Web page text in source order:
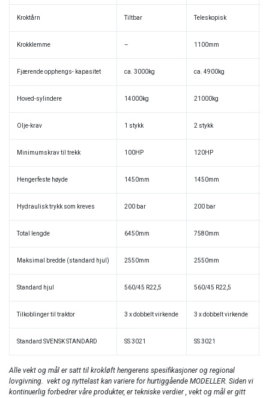
Kroktårn Tiltbar Teleskopisk
Krokklemme – 1100mm
Fjærende opphengs- kapasitet ca. 3000kg ca. 4900kg
Hoved-sylindere 14000kg 21000kg
Olje-krav 1 stykk 2 stykk
Minimumskrav til trekk 100HP 120HP
Hengerfeste høyde 1450mm 1450mm
Hydraulisk trykk som kreves 200 bar 200 bar
Total lengde 6450mm 7580mm
Maksimal bredde (standard hjul) 2550mm 2550mm
Standard hjul 560/45 R22,5 560/45 R22,5
Tilkoblinger til traktor 3 x dobbelt virkende 3 x dobbelt virkende
Standard SVENSK STANDARD SS 3021 SS 3021
Alle vekt og mål er satt til krokløft hengerens spesifikasjoner og regional
lovgivning. vekt og nyttelast kan variere for hurtiggående MODELLER. Siden vi
kontinuerlig forbedrer våre produkter, er tekniske verdier , vekt og mål er gitt